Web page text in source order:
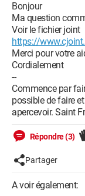
Bonjour
Ma question
Voir le fichier joint
https://
Merci pour votre
Cordialement
--
Commence par
possible de faire
apercevoir. Saint
Répondre (3)
Partager
A voir également: